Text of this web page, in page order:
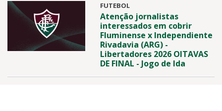
FUTEBOL
Atenção jornalistas
interessados em cobrir
Fluminense x Independiente
Rivadavia (ARG) -
Libertadores 2026 OITAVAS
DE FINAL - Jogo de Ida